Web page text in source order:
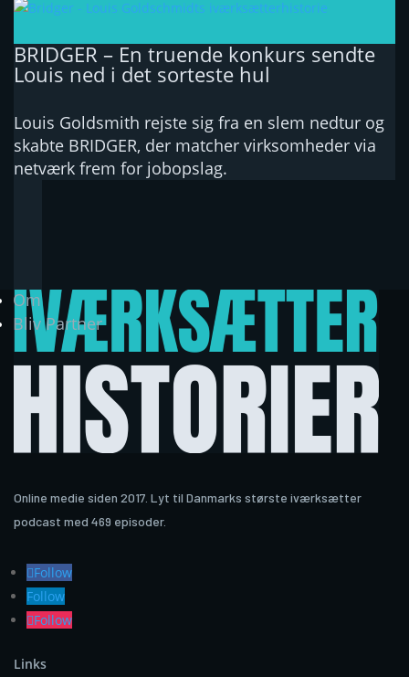
BRIDGER – En truende konkurs sendte
Louis ned i det sorteste hul
Louis Goldsmith rejste sig fra en slem nedtur og
skabte BRIDGER, der matcher virksomheder via
netværk frem for jobopslag.
Online medie siden 2017. Lyt til Danmarks største iværksætter
podcast med 469 episoder.
Follow
Follow
Follow
Links
Om
Bliv Partner